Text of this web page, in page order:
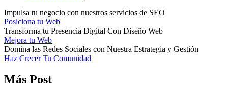
Impulsa tu negocio con nuestros servicios de SEO
Posiciona tu Web
Transforma tu Presencia Digital Con Diseño Web
Mejora tu Web
Domina las Redes Sociales con Nuestra Estrategia y Gestión
Haz Crecer Tu Comunidad
Más Post